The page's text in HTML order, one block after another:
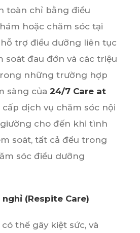
toàn chỉ bằng điều
hoặc chăm sóc tại
hỗ trợ điều dưỡng liên tục
soát đau đớn và các triệu
những trường hợp
sàng của 24/7 Care at
dịch vụ chăm sóc nội
cho đến khi tình
soát, tất cả đều trong
sóc điều dưỡng
(Respite Care)
thể gây kiệt sức, và